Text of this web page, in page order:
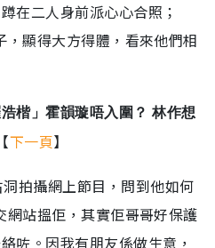
在二人身前派心心合照；
顯得大方得體，看來他們相
楷」霍韻璇唔入圍？ 林作想
【下一頁】
拍攝網上節目，問到他如何
站搵佢，其實佢哥哥好保護
咗。因我有朋友係做生意，